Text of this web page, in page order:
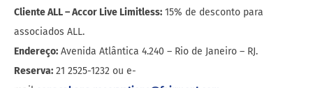
Cliente ALL – Accor Live Limitless: 15% de desconto para
associados ALL.
Endereço: Avenida Atlântica 4.240 – Rio de Janeiro – RJ.
Reserva: 21 2525-1232 ou e-